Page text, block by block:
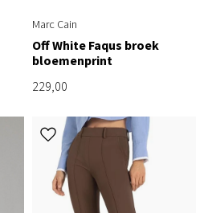
Marc Cain
Off White Faqus broek
bloemenprint
229,00